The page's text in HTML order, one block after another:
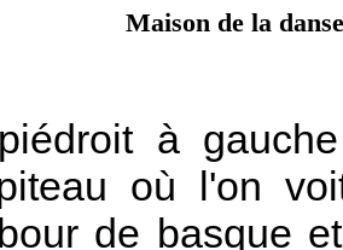
Maison de la
à
où l'on
de basque